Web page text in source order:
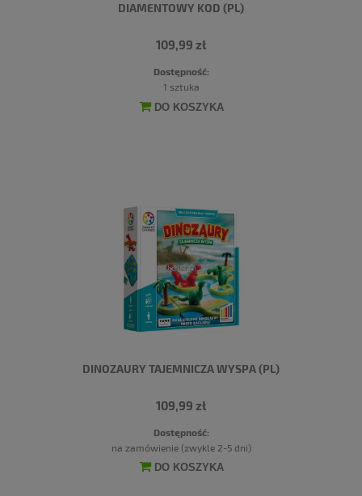
DIAMENTOWY KOD (PL)
109,99 zł
Dostępność:
1 sztuka
DO KOSZYKA
DINOZAURY TAJEMNICZA WYSPA (PL)
109,99 zł
Dostępność:
na zamówienie (zwykle 2-5 dni)
DO KOSZYKA